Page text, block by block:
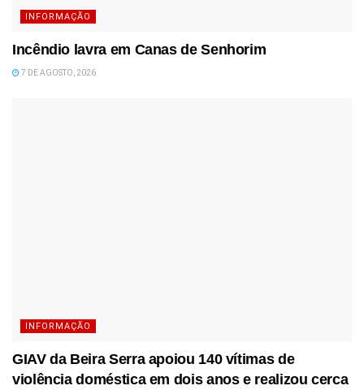
INFORMAÇÃO
Incêndio lavra em Canas de Senhorim
7 DE AGOSTO, 2026
INFORMAÇÃO
GIAV da Beira Serra apoiou 140 vítimas de
violência doméstica em dois anos e realizou cerca